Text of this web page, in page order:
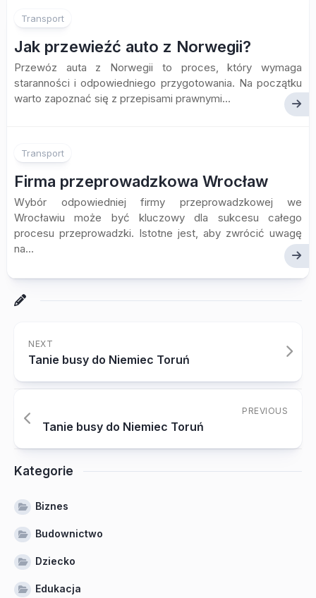
Transport
Jak przewieźć auto z Norwegii?
Przewóz auta z Norwegii to proces, który wymaga
staranności i odpowiedniego przygotowania. Na początku
warto zapoznać się z przepisami prawnymi...
Transport
Firma przeprowadzkowa Wrocław
Wybór odpowiedniej firmy przeprowadzkowej we
Wrocławiu może być kluczowy dla sukcesu całego
procesu przeprowadzki. Istotne jest, aby zwrócić uwagę
na...
NEXT
Tanie busy do Niemiec Toruń
PREVIOUS
Tanie busy do Niemiec Toruń
Kategorie
Biznes
Budownictwo
Dziecko
Edukacja